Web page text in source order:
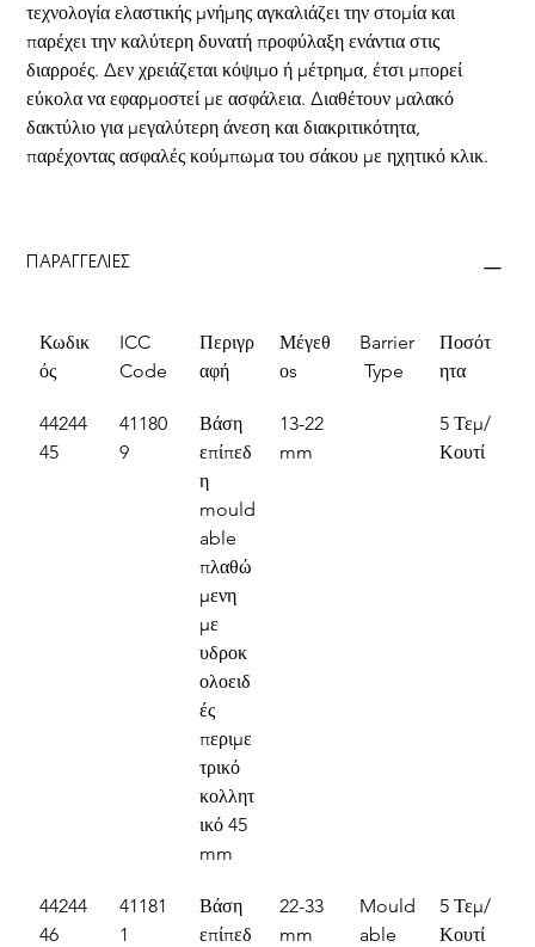
τεχνολογία ελαστικής μνήμης αγκαλιάζει την στομία και
παρέχει την καλύτερη δυνατή προφύλαξη ενάντια στις
διαρροές. Δεν χρειάζεται κόψιμο ή μέτρημα, έτσι μπορεί
εύκολα να εφαρμοστεί με ασφάλεια. Διαθέτουν μαλακό
δακτύλιο για μεγαλύτερη άνεση και διακριτικότητα,
παρέχοντας ασφαλές κούμπωμα του σάκου με ηχητικό κλικ.
ΠΑΡΑΓΓΕΛΙΕΣ
Κωδικ
ός
ICC
Code
Περιγρ
αφή
Μέγεθ
οs
Barrier
Type
Ποσότ
ητα
44244
45
41180
9
Βάση
επίπεδ
η
mould
able
πλαθώ
μενη
με
υδροκ
ολοειδ
ές
περιμε
τρικό
κολλητ
ικό 45
mm
13-22
mm
5 Τεμ/
Κουτί
44244
46
41181
1
Βάση
επίπεδ
22-33
mm
Mould
able
5 Τεμ/
Κουτί